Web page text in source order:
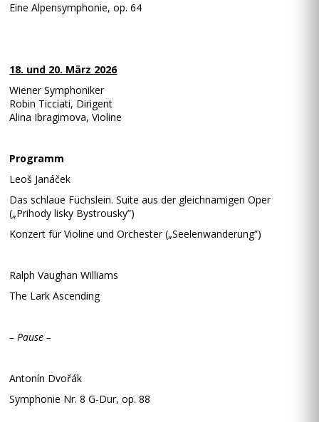
Eine Alpensymphonie, op. 64
18. und 20. März 2026
Wiener Symphoniker
Robin Ticciati, Dirigent
Alina Ibragimova, Violine
Programm
Leoš Janáček
Das schlaue Füchslein. Suite aus der gleichnamigen Oper
(„Prihody lisky Bystrousky”)
Konzert für Violine und Orchester („Seelenwanderung”)
Ralph Vaughan Williams
The Lark Ascending
– Pause –
Antonín Dvořák
Symphonie Nr. 8 G-Dur, op. 88